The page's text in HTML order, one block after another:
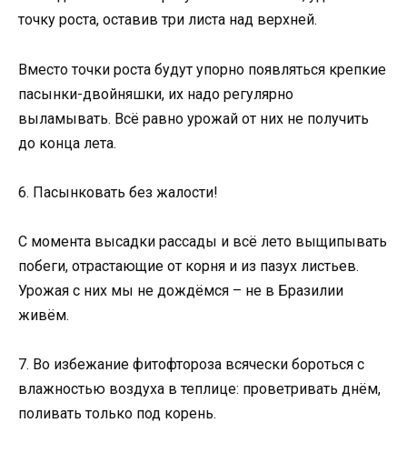
точку роста, оставив три листа над верхней.
Вместо точки роста будут упорно появляться крепкие
пасынки-двойняшки, их надо регулярно
выламывать. Всё равно урожай от них не получить
до конца лета.
6. Пасынковать без жалости!
С момента высадки рассады и всё лето выщипывать
побеги, отрастающие от корня и из пазух листьев.
Урожая с них мы не дождёмся – не в Бразилии
живём.
7. Во избежание фитофтороза всячески бороться с
влажностью воздуха в теплице: проветривать днём,
поливать только под корень.